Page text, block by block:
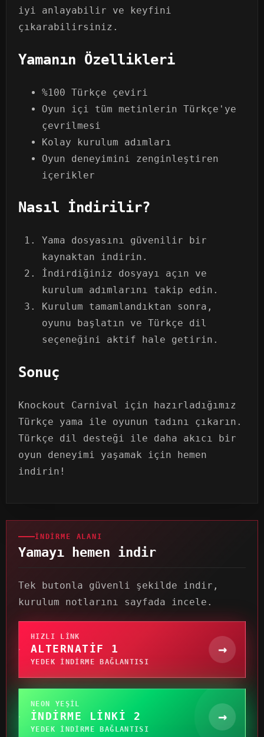
iyi anlayabilir ve keyfini
çıkarabilirsiniz.
Yamanın Özellikleri
%100 Türkçe çeviri
Oyun içi tüm metinlerin Türkçe'ye
çevrilmesi
Kolay kurulum adımları
Oyun deneyimini zenginleştiren
içerikler
Nasıl İndirilir?
Yama dosyasını güvenilir bir
kaynaktan indirin.
İndirdiğiniz dosyayı açın ve
kurulum adımlarını takip edin.
Kurulum tamamlandıktan sonra,
oyunu başlatın ve Türkçe dil
seçeneğini aktif hale getirin.
Sonuç
Knockout Carnival için hazırladığımız
Türkçe yama ile oyunun tadını çıkarın.
Türkçe dil desteği ile daha akıcı bir
oyun deneyimi yaşamak için hemen
indirin!
İNDIRME ALANI
Yamayı hemen indir
Tek butonla güvenli şekilde indir,
kurulum notlarını sayfada incele.
HIZLI LINK
ALTERNATIF 1
YEDEK INDIRME BAĞLANTISI
→
NEON YEŞIL
İNDIRME LINKI 2
YEDEK INDIRME BAĞLANTISI
→